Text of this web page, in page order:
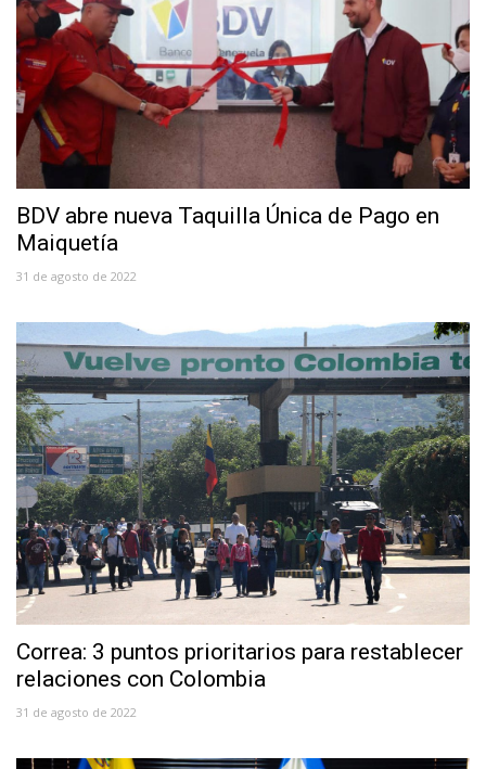
BDV abre nueva Taquilla Única de Pago en
Maiquetía
31 de agosto de 2022
Correa: 3 puntos prioritarios para restablecer
relaciones con Colombia
31 de agosto de 2022